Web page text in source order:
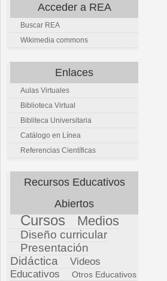
Acceder a REA
Buscar REA
Wikimedia commons
Enlaces
Aulas Virtuales
Biblioteca Virtual
Bibliteca Universitaria
Catálogo en Línea
Referencias Científicas
Recursos Educativos
Abiertos
Cursos Medios
Diseño curricular
Presentación
Didáctica
Videos
Educativos
Otros Educativos